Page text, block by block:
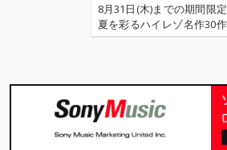
8月31日(木)までの期間限定
夏を彩るハイレゾ名作30
プライスオフ・セールが
懐かしの作品まで、注目
ル多数となっております
この機会をお見逃しなく。 ※価
格は税込の価格で